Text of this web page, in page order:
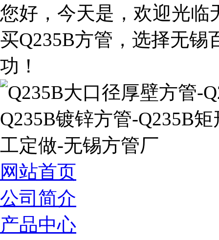
您好，今天是 ，欢迎光
买Q235B方管，选择无
功！
网站首页
公司简介
产品中心